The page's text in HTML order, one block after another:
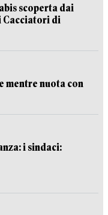
scoperta dai
Cacciatori di
mentre nuota con
i sindaci: